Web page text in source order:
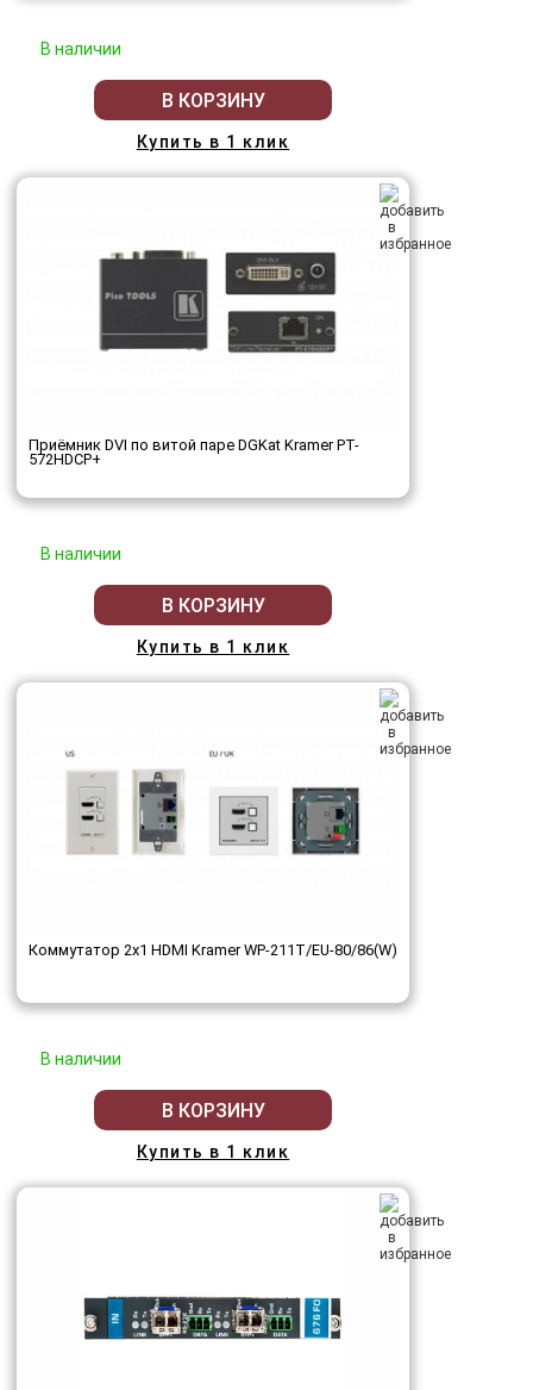
В наличии
В КОРЗИНУ
Купить в 1 клик
Приёмник DVI по витой паре DGKat Kramer PT-
572HDCP+
В наличии
В КОРЗИНУ
Купить в 1 клик
Коммутатор 2х1 HDMI Kramer WP-211T/EU-80/86(W)
В наличии
В КОРЗИНУ
Купить в 1 клик